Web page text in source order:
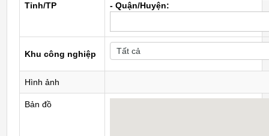
Tỉnh/TP
- Quận/Huyện:
Khu công nghiệp
Hình ảnh
Bản đồ